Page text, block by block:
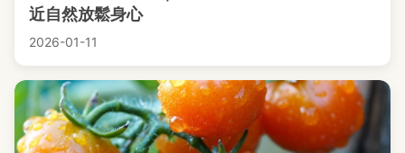
近自然放鬆身心
2026-01-11